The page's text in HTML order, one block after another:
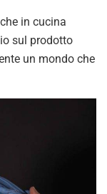
in cucina
sul prodotto
un mondo che